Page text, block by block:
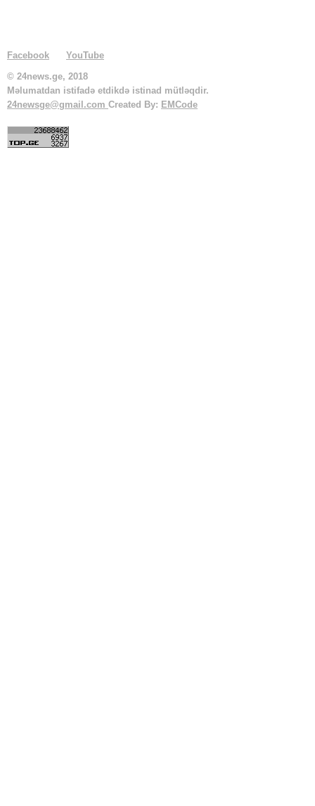
Facebook YouTube
© 24news.ge, 2018
Məlumatdan istifadə etdikdə istinad mütləqdir.
24newsge@gmail.com Created By: EMCode